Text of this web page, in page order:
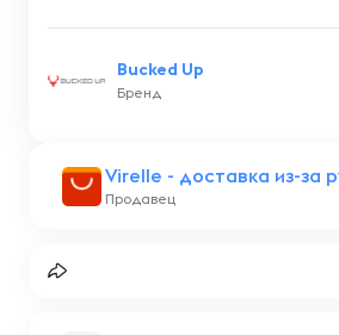
Virelle - доставка из-за
Продавец
Bucked Up
Бренд